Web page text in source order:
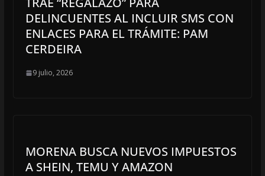
DELINCUENTES AL INCLUIR SMS CON
ENLACES PARA EL TRÁMITE: PAM
CERDEIRA
9 julio, 2026
MORENA BUSCA NUEVOS IMPUESTOS
A SHEIN, TEMU Y AMAZON